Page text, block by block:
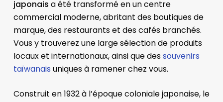
japonais a été transformé en un centre
commercial moderne, abritant des boutiques de
marque, des restaurants et des cafés branchés.
Vous y trouverez une large sélection de produits
locaux et internationaux, ainsi que dessouvenirs
taïwanais uniques à ramener chez vous.
Construit en 1932 à l’époque coloniale japonaise, le